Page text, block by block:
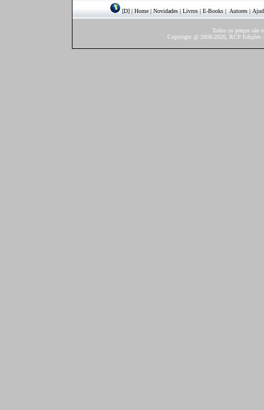
[D] | Home | Novidades | Livros | E-Books | Autores |
Todos os preços são
Copyright @ 2008-2026, RCP Edições